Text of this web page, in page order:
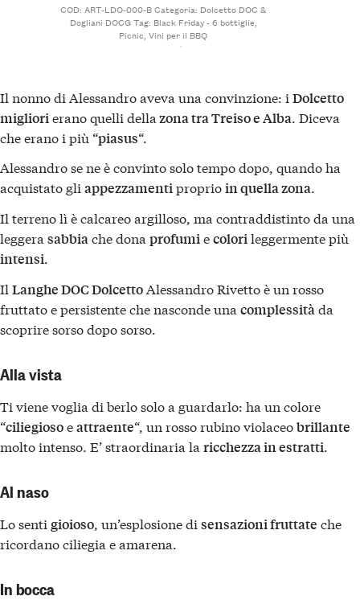
COD:ART-LDO-000-BCategoria: Dolcetto DOC &
Dogliani DOCGTag: Black Friday - 6 bottiglie,
Picnic,Vini per il BBQ
Il nonno di Alessandro aveva una convinzione: i Dolcetto
migliorierano quelli della zona tra Treiso e Alba. Diceva
che erano i più “piasus“.
Alessandro se ne è convinto solo tempo dopo, quando ha
acquistato gli appezzamentiproprioin quella zona.
Il terreno lì è calcareo argilloso, ma contraddistinto da una
leggera sabbiache dona profumiecolorileggermente più
intensi.
Il Langhe DOC Dolcetto Alessandro Rivetto è un rosso
fruttato e persistente che nasconde una complessità da
scoprire sorso dopo sorso.
Alla vista
Ti viene voglia di berlo solo a guardarlo: ha un colore
“ciliegiosoeattraente“, un rosso rubino violaceobrillante
molto intenso. E’ straordinaria la ricchezza in estratti.
Al naso
Lo senti gioioso, un’esplosione di sensazioni fruttate che
ricordano ciliegia e amarena.
In bocca